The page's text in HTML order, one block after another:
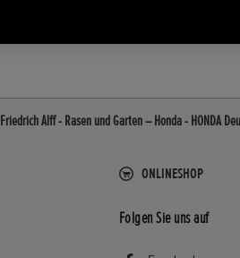
Friedrich Alff - Rasen und Garten – Honda - HONDA
ONLINESHOP
Folgen Sie uns auf